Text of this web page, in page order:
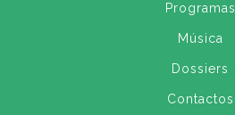
Programas
Música
Dossiers
Contactos